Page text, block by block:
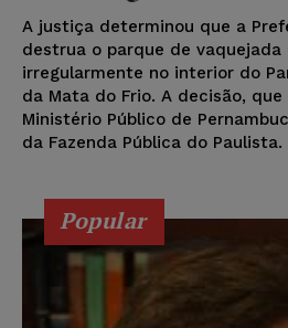
A justiça determinou que a
destrua o parque de
irregularmente no interior do
da Mata do Frio. A decisão,
Ministério Público de
da Fazenda Pública do Paulista.
Popular